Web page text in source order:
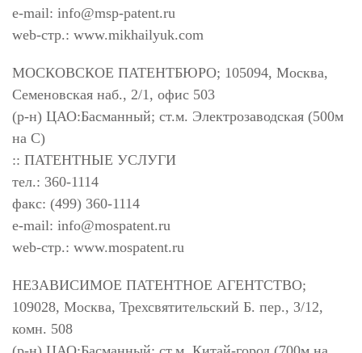
e-mail: info@msp-patent.ru
web-стр.: www.mikhailyuk.com
МОСКОВСКОЕ ПАТЕНТБЮРО; 105094, Москва,
Семеновская наб., 2/1, офис 503
(р-н) ЦАО:Басманный; ст.м. Электрозаводская (500м
на С)
:: ПАТЕНТНЫЕ УСЛУГИ
тел.: 360-1114
факс: (499) 360-1114
e-mail: info@mospatent.ru
web-стр.: www.mospatent.ru
НЕЗАВИСИМОЕ ПАТЕНТНОЕ АГЕНТСТВО;
109028, Москва, Трехсвятительский Б. пер., 3/12,
комн. 508